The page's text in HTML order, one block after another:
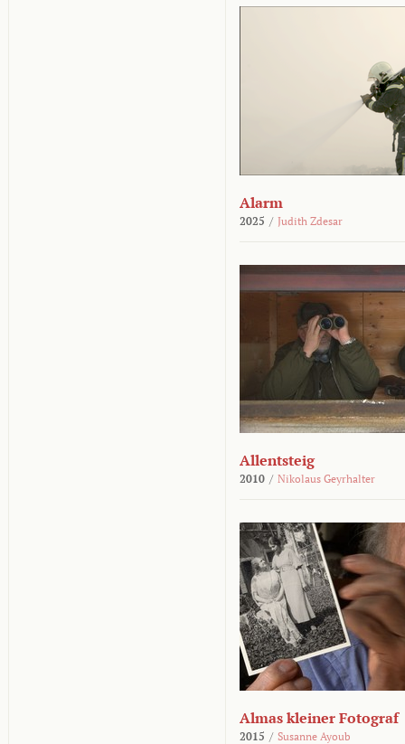
Alarm
2025 / Judith Zdesar
Allentsteig
2010 / Nikolaus Geyrhalter
Almas kleiner Fotograf
2015 / Susanne Ayoub